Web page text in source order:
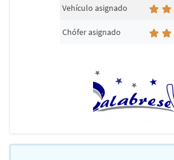
Vehículo asignado
Chófer asignado